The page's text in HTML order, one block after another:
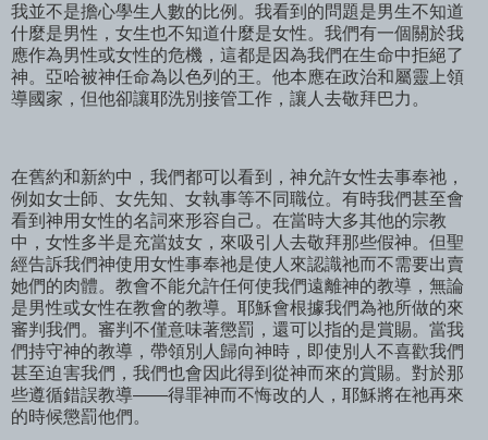
我並不是擔心學生人數的比例。我看到的問題是男生不知道
什麼是男性，女生也不知道什麼是女性。我們有一個關於我
應作為男性或女性的危機，這都是因為我們在生命中拒絕了
神。亞哈被神任命為以色列的王。他本應在政治和屬靈上領
導國家，但他卻讓耶洗別接管工作，讓人去敬拜巴力。
在舊約和新約中，我們都可以看到，神允許女性去事奉祂，
例如女士師、女先知、女執事等不同職位。有時我們甚至會
看到神用女性的名詞來形容自己。在當時大多其他的宗教
中，女性多半是充當妓女，來吸引人去敬拜那些假神。但聖
經告訴我們神使用女性事奉祂是使人來認識祂而不需要出賣
她們的肉體。教會不能允許任何使我們遠離神的教導，無論
是男性或女性在教會的教導。耶穌會根據我們為祂所做的來
審判我們。審判不僅意味著懲罰，還可以指的是賞賜。當我
們持守神的教導，帶領別人歸向神時，即使別人不喜歡我們
甚至迫害我們，我們也會因此得到從神而來的賞賜。對於那
些遵循錯誤教導——得罪神而不悔改的人，耶穌將在祂再來
的時候懲罰他們。